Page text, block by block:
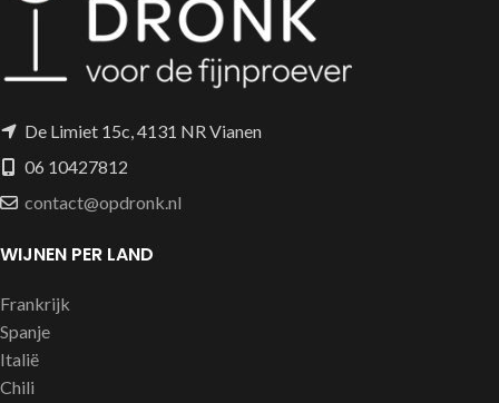
De Limiet 15c, 4131 NR Vianen
06 10427812
contact@opdronk.nl
WIJNEN PER LAND
Frankrijk
Spanje
Italië
Chili